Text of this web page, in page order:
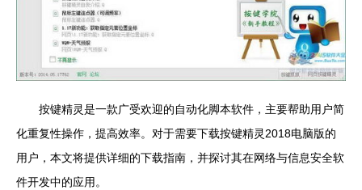
按键精灵是一款广受欢迎的自动化脚本软件，主要帮助用户简
化重复性操作，提高效率。对于需要下载按键精灵2018电脑版的
用户，本文将提供详细的下载指南，并探讨其在网络与信息安全软
件开发中的应用。